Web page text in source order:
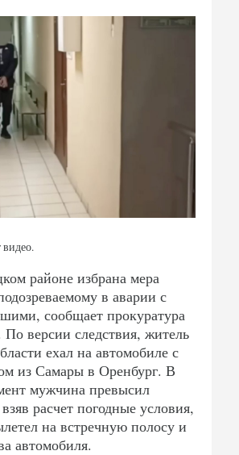
районе избрана мера
в аварии с
сообщает прокуратура
версии следствия, житель
ехал на автомобиле с
из Самары в Оренбург. В
мужчина превысил
расчет погодные условия,
на встречную полосу и
автомобиля.